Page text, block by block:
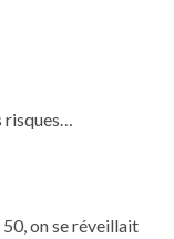
risques…
on se réveillait